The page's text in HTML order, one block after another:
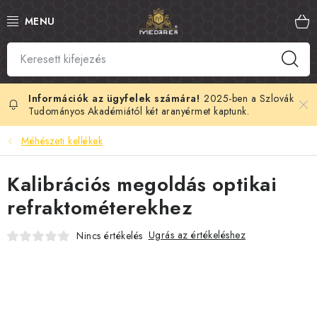
tartalomhoz
SZLOVÁK MÉZ
MANUKA MÉZ
MÉHPEMPŐ
KIRÁLYI ZSELÉ
MÉHMÉREG
2025-ben a Szlovák
Tudományos Akadémiától két aranyérmet kaptunk.
Méhészeti kellékek
Kalibrációs megoldás optikai
refraktométerekhez
Nincs értékelés Ugrás az értékeléshez